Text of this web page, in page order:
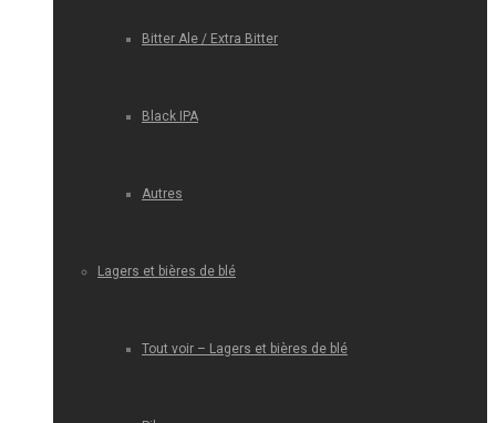
Bitter Ale / Extra Bitter
Black IPA
Autres
Lagers et bières de blé
Tout voir – Lagers et bières de blé